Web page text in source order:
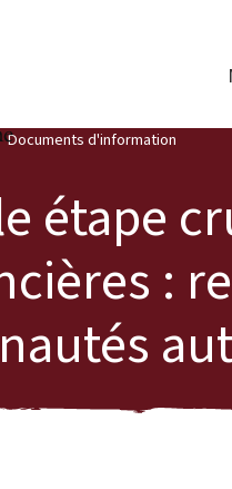
Documents d'information
étape
: